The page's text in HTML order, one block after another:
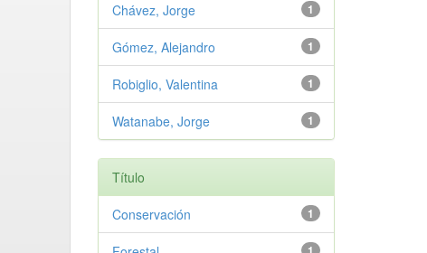
1
Chávez, Jorge
1
Gómez, Alejandro
1
Robiglio, Valentina
1
Watanabe, Jorge
Título
1
Conservación